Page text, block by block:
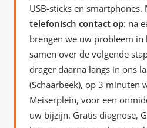
USB-sticks en smartphones.
telefonisch contact op: na
brengen we uw probleem in
samen over de volgende
drager daarna langs in ons
(Schaarbeek), op 3 minuten
Meiserplein, voor een
uw bijzijn. Gratis diagnose,